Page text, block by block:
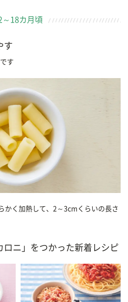
～18カ月頃
す
す
かく加熱して、2～3cmくらいの長さ
ロニ」をつかった新着レシピ